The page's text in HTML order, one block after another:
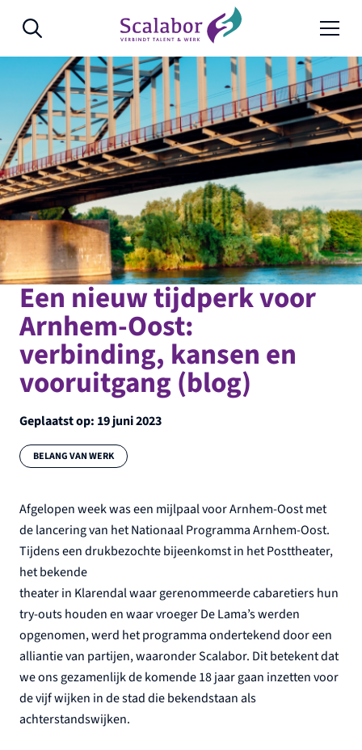
Een nieuw tijdperk voor
Arnhem-Oost:
verbinding, kansen en
vooruitgang (blog)
Geplaatst op: 19 juni 2023
Categorie:
BELANG VAN WERK
Afgelopen week was een mijlpaal voor Arnhem-Oost met
de lancering van het Nationaal Programma Arnhem-Oost.
Tijdens een drukbezochte bijeenkomst in het Posttheater,
het bekende
theater in Klarendal waar gerenommeerde cabaretiers hun
try-outs houden en waar vroeger De Lama’s werden
opgenomen, werd het programma ondertekend door een
alliantie van partijen, waaronder Scalabor. Dit betekent dat
we ons gezamenlijk de komende 18 jaar gaan inzetten voor
de vijf wijken in de stad die bekendstaan als
achterstandswijken.